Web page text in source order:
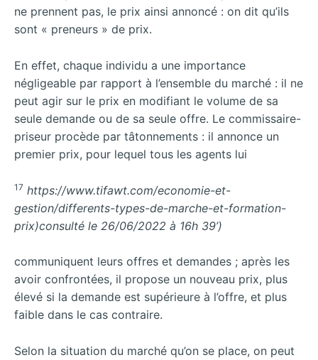
ne prennent pas, le prix ainsi annoncé : on dit qu’ils
sont « preneurs » de prix.
En effet, chaque individu a une importance
négligeable par rapport à l’ensemble du marché : il ne
peut agir sur le prix en modifiant le volume de sa
seule demande ou de sa seule offre. Le commissaire-
priseur procède par tâtonnements : il annonce un
premier prix, pour lequel tous les agents lui
17 https://www.tifawt.com/economie-et-
gestion/differents-types-de-marche-et-formation-
prix)consulté le 26/06/2022 à 16h 39’)
communiquent leurs offres et demandes ; après les
avoir confrontées, il propose un nouveau prix, plus
élevé si la demande est supérieure à l’offre, et plus
faible dans le cas contraire.
Selon la situation du marché qu’on se place, on peut